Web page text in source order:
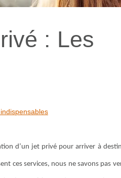
: Les
d’un jet privé pour arriver à
ces services, nous ne savons pas